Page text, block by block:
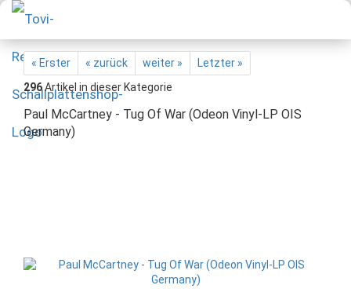
« Erster « zurück weiter »
Letzter »
296Artikel in dieser Kategorie
Paul McCartney - Tug Of War (Odeon Vinyl-LP OIS
Germany)